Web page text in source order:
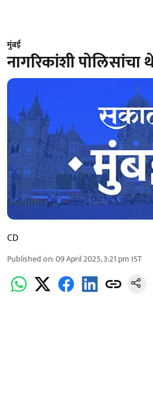
मुंबई
नागरिकांशी पोलिसांचा
CD
Published on:09 April 2025, 3:21 pm IST